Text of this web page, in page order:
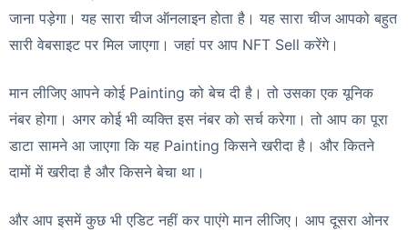
जाना पड़ेगा। यह सारा चीज ऑनलाइन होता है। यह सारा चीज आपको बहुत
सारी वेबसाइट पर मिल जाएगा। जहां पर आप NFT Sell करेंगे।
मान लीजिए आपने कोई Painting को बेच दी है। तो उसका एक यूनिक
नंबर होगा। अगर कोई भी व्यक्ति इस नंबर को सर्च करेगा। तो आप का पूरा
डाटा सामने आ जाएगा कि यह Painting किसने खरीदा है। और कितने
दामों में खरीदा है और किसने बेचा था।
और आप इसमें कुछ भी एडिट नहीं कर पाएंगे मान लीजिए। आप दूसरा ओनर